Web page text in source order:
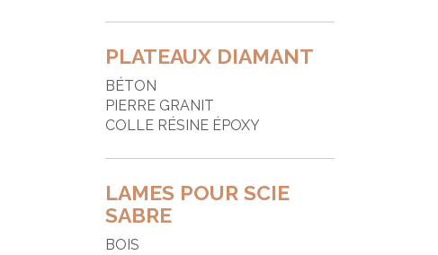
PLATEAUX DIAMANT
BÉTON
PIERRE GRANIT
COLLE RÉSINE ÉPOXY
LAMES POUR SCIE
SABRE
BOIS